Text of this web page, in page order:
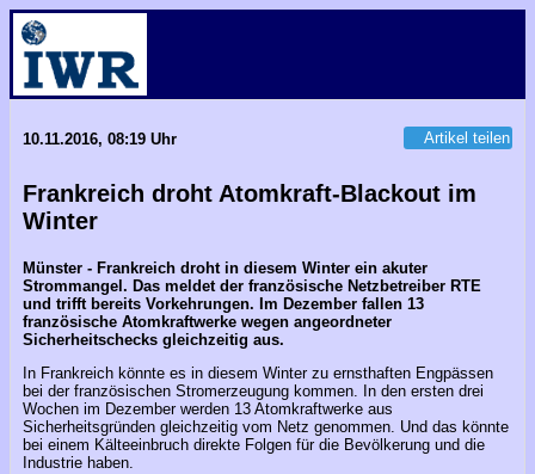
10.11.2016, 08:19 Uhr Artikel teilen
Frankreich droht Atomkraft-Blackout im
Winter
Münster - Frankreich droht in diesem Winter ein akuter
Strommangel. Das meldet der französische Netzbetreiber RTE
und trifft bereits Vorkehrungen. Im Dezember fallen 13
französische Atomkraftwerke wegen angeordneter
Sicherheitschecks gleichzeitig aus.
In Frankreich könnte es in diesem Winter zu ernsthaften Engpässen
bei der französischen Stromerzeugung kommen. In den ersten drei
Wochen im Dezember werden 13 Atomkraftwerke aus
Sicherheitsgründen gleichzeitig vom Netz genommen. Und das könnte
bei einem Kälteeinbruch direkte Folgen für die Bevölkerung und die
Industrie haben.